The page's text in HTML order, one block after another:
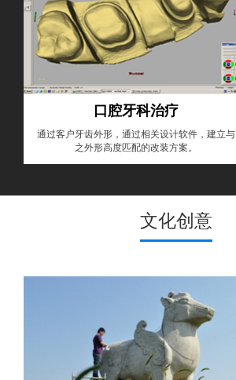
口腔牙科治疗
通过客户牙齿外形，通过相关设计软件，建立与
之外形高度匹配的改装方案。
文化创意